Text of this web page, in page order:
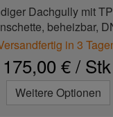
Dachgully mit
beheizbar,
in 3
175,00 € / Stk
Weitere Optionen